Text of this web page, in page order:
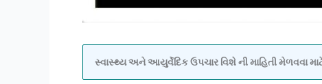
સ્વાસ્થ્ય અને આયુર્વેદિક ઉપચાર વિશે ની માહિતી મેળવવા